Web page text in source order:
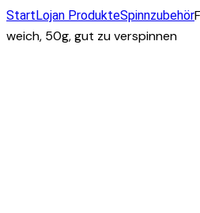
facebook-
1
instagram
mail-
empty
StartLojan ProdukteSpinnzubehör
weich, 50g, gut zu verspinnen